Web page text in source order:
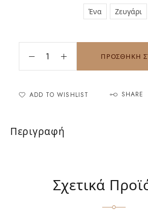
Ένα Ζευγάρι
ΠΡΟΣΘΗΚΗ
ADD TO WISHLIST SHARE
Περιγραφή
Σχετικά